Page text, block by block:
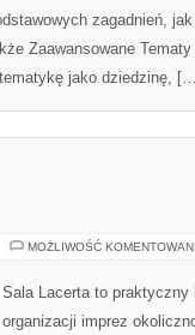
zagadnień,
Zaawansowane
jako dziedzinę,
MOŻLIWOŚĆ
Sala Lacerta to praktyczny
organizacji imprez